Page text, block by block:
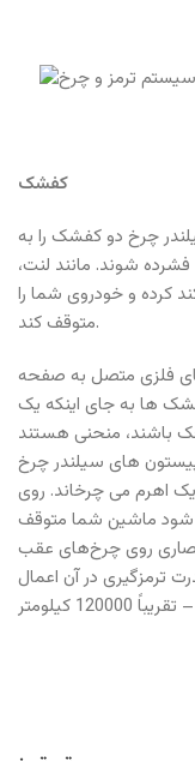
چرخ دو کفشک را به
شوند. مانند لنت،
و خودروی شما را
متوقف کند.
فلزی متصل به صفحه
ها به جای اینکه یک
های سیلندر چرخ
اهرم می چرخاند. روی
ماشین شما متوقف
روی چرخ‌های عقب
30 درصد از قدرت ترمزگیری در آن اعمال